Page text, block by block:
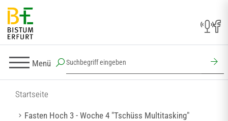
Menü
Startseite
Fasten Hoch 3 - Woche 4 "Tschüss Multitasking"